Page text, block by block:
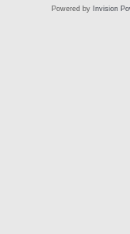
Powered by Invision